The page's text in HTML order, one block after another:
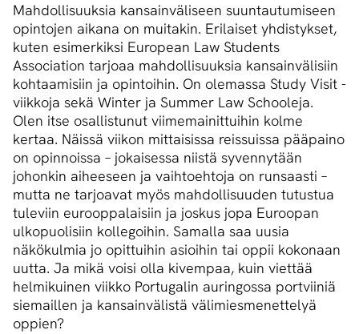
Mahdollisuuksia kansainväliseen suuntautumiseen
opintojen aikana on muitakin. Erilaiset yhdistykset,
kuten esimerkiksi European Law Students
Association tarjoaa mahdollisuuksia kansainvälisiin
kohtaamisiin ja opintoihin. On olemassa Study Visit -
viikkoja sekä Winter ja Summer Law Schooleja.
Olen itse osallistunut viimemainittuihin kolme
kertaa. Näissä viikon mittaisissa reissuissa pääpaino
on opinnoissa – jokaisessa niistä syvennytään
johonkin aiheeseen ja vaihtoehtoja on runsaasti –
mutta ne tarjoavat myös mahdollisuuden tutustua
tuleviin eurooppalaisiin ja joskus jopa Euroopan
ulkopuolisiin kollegoihin. Samalla saa uusia
näkökulmia jo opittuihin asioihin tai oppii kokonaan
uutta. Ja mikä voisi olla kivempaa, kuin viettää
helmikuinen viikko Portugalin auringossa portviiniä
siemaillen ja kansainvälistä välimiesmenettelyä
oppien?